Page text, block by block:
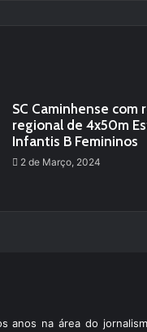
SC Caminhense com
regional de 4x50m
Infantis B Femininos
2 de Março, 2024
anos na área do